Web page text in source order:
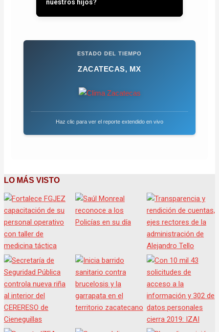
nuestros hijos?
ESTADO DEL TIEMPO
ZACATECAS, MX
Haz clic para ver el reporte extendido en vivo
LO MÁS VISTO